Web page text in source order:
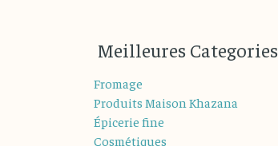
Meilleures Categories
Fromage
Produits Maison Khazana
Épicerie fine
Cosmétiques